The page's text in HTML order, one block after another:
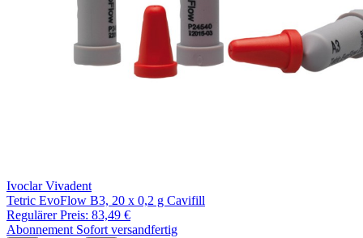
Ivoclar Vivadent
Tetric EvoFlow B3, 20 x 0,2 g Cavifill
Regulärer Preis: 83,49 €
Abonnement Sofort versandfertig